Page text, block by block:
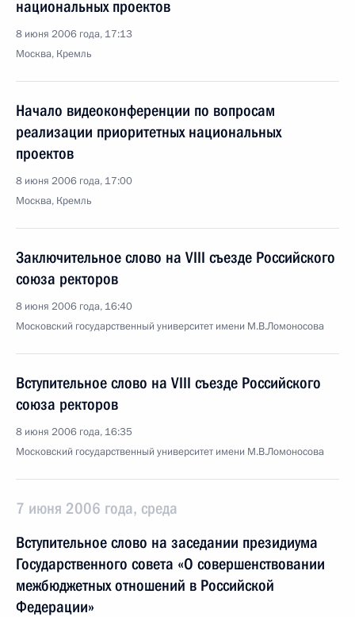
национальных проектов
8 июня 2006 года, 17:13
Москва, Кремль
Начало видеоконференции по вопросам
реализации приоритетных национальных
проектов
8 июня 2006 года, 17:00
Москва, Кремль
Заключительное слово на VIII съезде Российского
союза ректоров
8 июня 2006 года, 16:40
Московский государственный университет имени М.В.Ломоносова
Вступительное слово на VIII съезде Российского
союза ректоров
8 июня 2006 года, 16:35
Московский государственный университет имени М.В.Ломоносова
7 июня 2006 года, среда
Вступительное слово на заседании президиума
Государственного совета «О совершенствовании
межбюджетных отношений в Российской
Федерации»